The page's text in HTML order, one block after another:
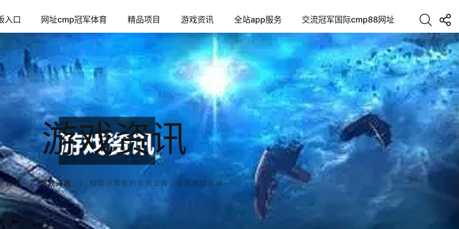
入口 网址cmp冠军体育 精品项目 游戏资讯 全站app服务 交流冠军国际cmp88网址
游戏资讯
首页 游戏资讯 精英计算者的攻略宝典：征服数据巅峰